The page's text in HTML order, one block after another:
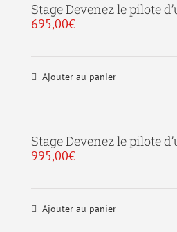
Stage Devenez le pilote
695,00€
Ajouter au panier
Stage Devenez le pilote
995,00€
Ajouter au panier